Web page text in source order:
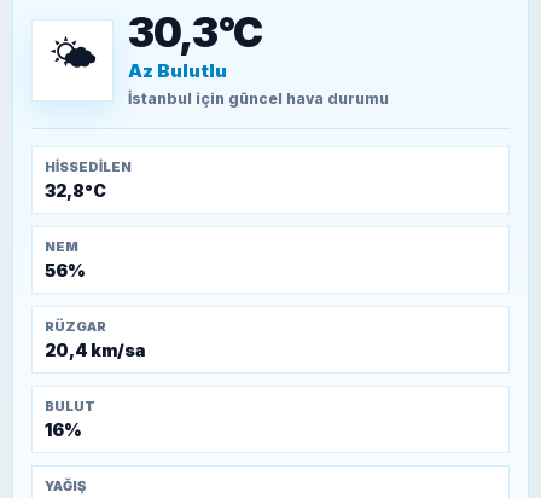
TEOMAN ALPASLAN
Kütahya-Eskişehir Muharebeleri (10-24
🌤️ 30,3°C
Az Bulutlu
İstanbul için güncel hava durumu
HISSEDILEN
32,8°C
NEM
56%
RÜZGAR
20,4 km/sa
BULUT
16%
YAĞIŞ